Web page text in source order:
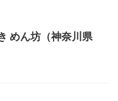
めん坊（神奈川県